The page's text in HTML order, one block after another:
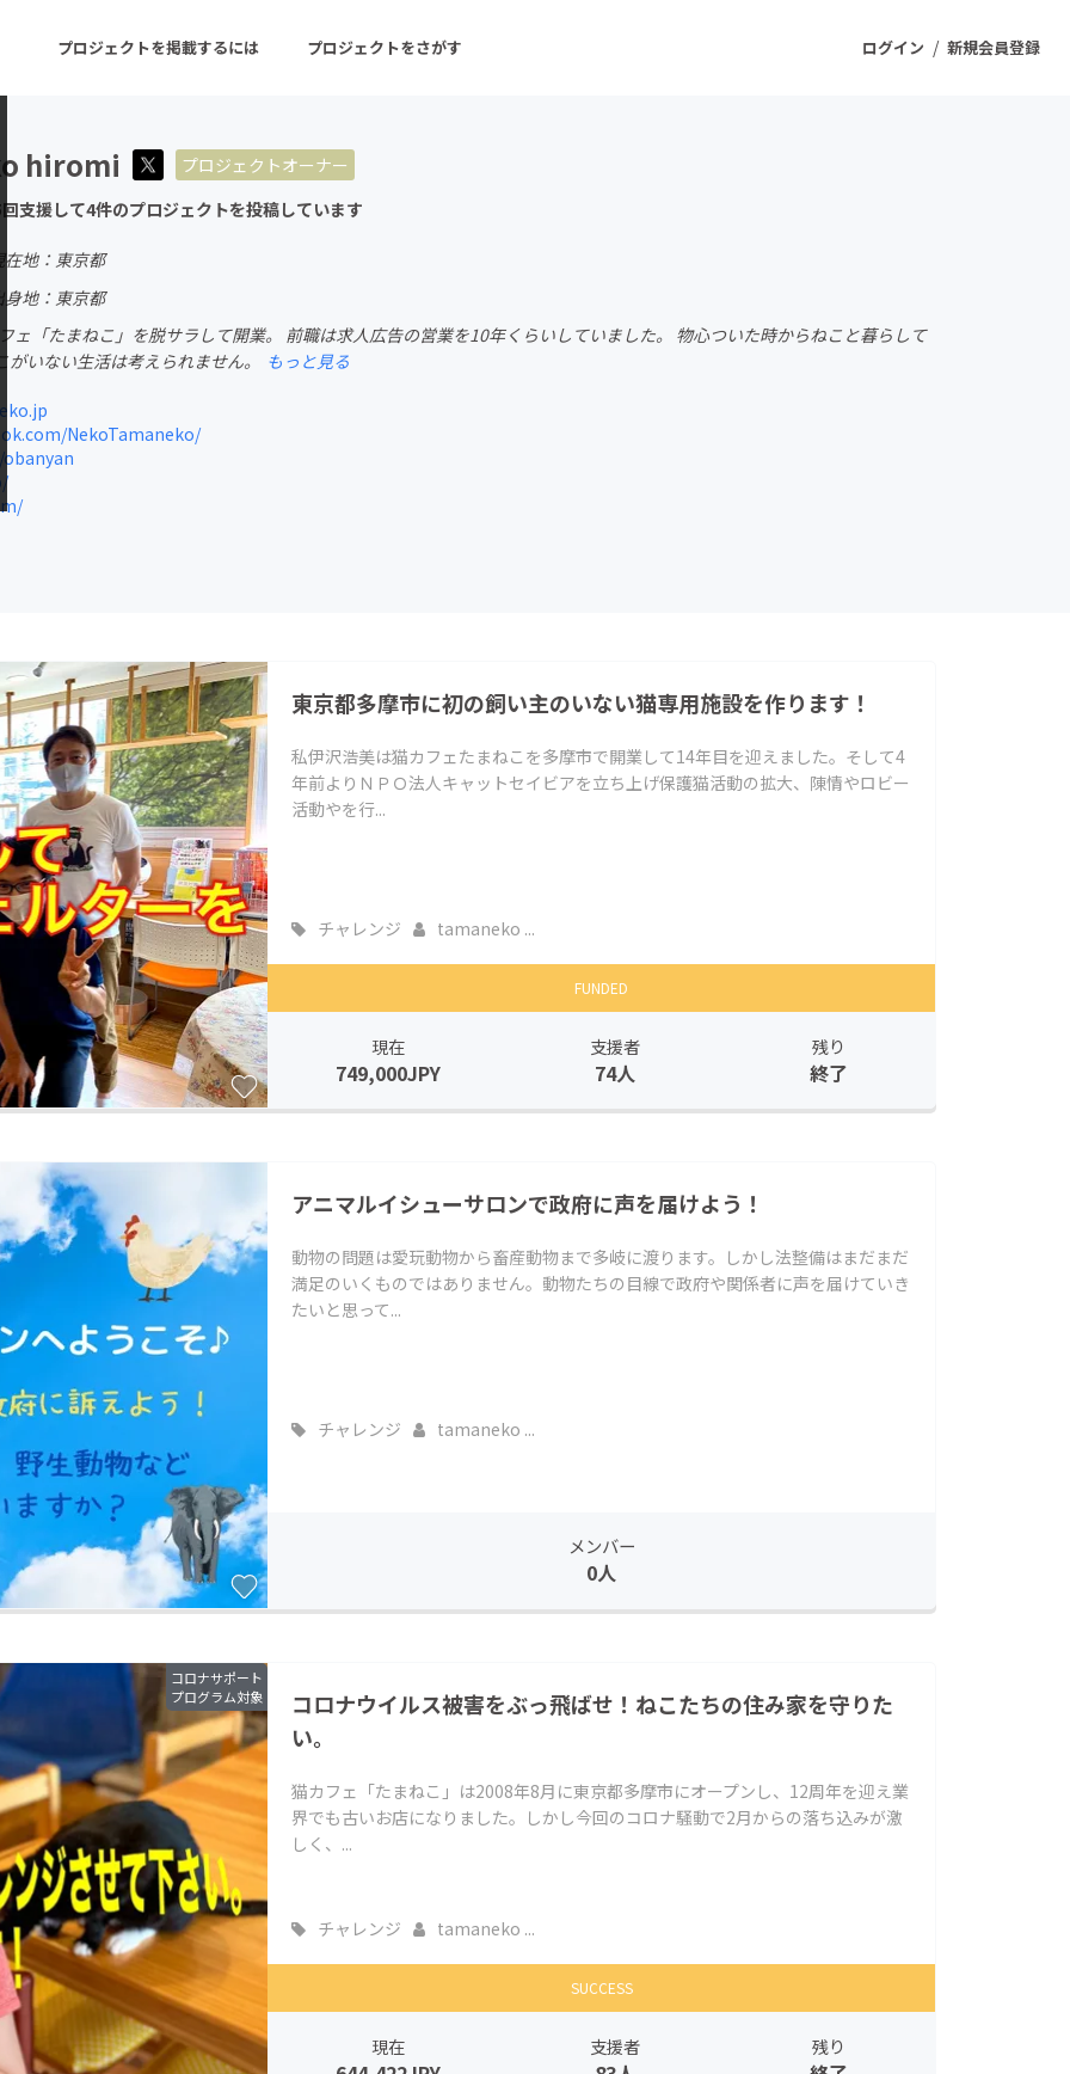
ログイン / 新規会員登録
プロジェクトを掲載するには プロジェクトをさがす
ーン 注目の新着プロジェクト 募集終了が近いプロジェクト
音楽
ゲーム・サービス開発
フード・飲食店
ファッション
チャレンジ
hiromi
プロジェクトオーナー
支援して4件のプロジェクトを投稿しています
在地：東京都
身地：東京都
ェ「たまねこ」を脱サラして開業。 前職は求人広告の営業を10年くらいしていました。 物心ついた時からねこと暮らして
いない生活は考えられません。
もっと見る
NekoTamaneko/
東京都多摩市に初の飼い主のいない猫専用施設を作ります！
私伊沢浩美は猫カフェたまねこを多摩市で開業して14年目を迎えました。そして4
年前よりＮＰＯ法人キャットセイビアを立ち上げ保護猫活動の拡大、陳情やロビー
活動やを行...
チャレンジ tamaneko ...
FUNDED
現在
749,000JPY
支援者
74人
残り
終了
アニマルイシューサロンで政府に声を届けよう！
動物の問題は愛玩動物から畜産動物まで多岐に渡ります。しかし法整備はまだまだ
満足のいくものではありません。動物たちの目線で政府や関係者に声を届けていき
たいと思って...
チャレンジ tamaneko ...
メンバー
0人
コロナサポート
プログラム対象
コロナウイルス被害をぶっ飛ばせ！ねこたちの住み家を守りた
い。
猫カフェ「たまねこ」は2008年8月に東京都多摩市にオープンし、12周年を迎え業
界でも古いお店になりました。しかし今回のコロナ騒動で2月からの落ち込みが激
しく、...
チャレンジ tamaneko ...
SUCCESS
現在 支援者 残り